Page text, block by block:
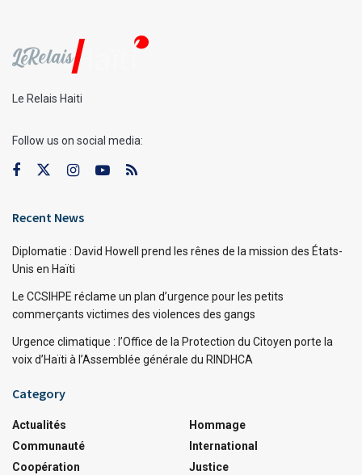
Le Relais Haiti
Follow us on social media:
Recent News
Diplomatie : David Howell prend les rênes de la mission des États-
Unis en Haïti
Le CCSIHPE réclame un plan d’urgence pour les petits
commerçants victimes des violences des gangs
Urgence climatique : l’Office de la Protection du Citoyen porte la
voix d’Haïti à l’Assemblée générale du RINDHCA
Category
Actualités
Communauté
Coopération
Hommage
International
Justice